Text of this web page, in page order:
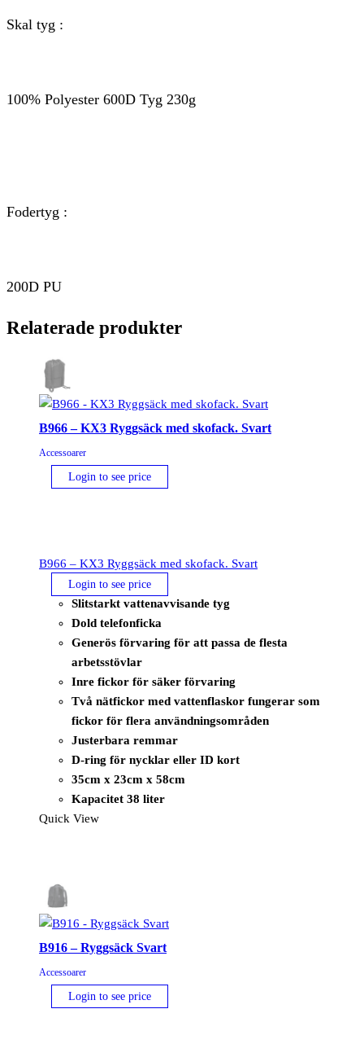
Skal tyg :
100% Polyester 600D Tyg 230g
Fodertyg :
200D PU
Relaterade produkter
B966 – KX3 Ryggsäck med skofack. Svart
Accessoarer
Login to see price
B966 – KX3 Ryggsäck med skofack. Svart
Login to see price
Slitstarkt vattenavvisande tyg
Dold telefonficka
Generös förvaring för att passa de flesta
arbetsstövlar
Inre fickor för säker förvaring
Två nätfickor med vattenflaskor fungerar som
fickor för flera användningsområden
Justerbara remmar
D-ring för nycklar eller ID kort
35cm x 23cm x 58cm
Kapacitet 38 liter
Quick View
B916 – Ryggsäck Svart
Accessoarer
Login to see price